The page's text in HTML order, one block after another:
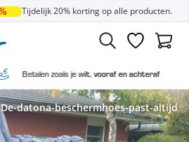
Tijdelijk 20% korting op alle producten.
Verlanglijst
zoals je wilt,vooraf en achteraf
De-datona-beschermhoes-past-altijd